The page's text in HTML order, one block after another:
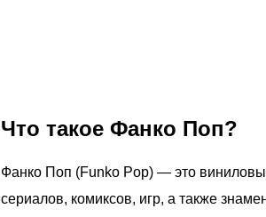
Что такое Фанко Поп?
Фанко Поп (Funko Pop) — это
сериалов, комиксов, игр, а также